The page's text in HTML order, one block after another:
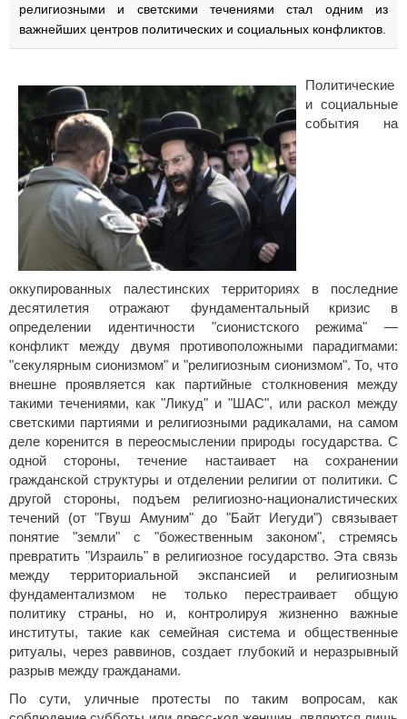
религиозными и светскими течениями стал одним из
важнейших центров политических и социальных конфликтов.
Политические
и социальные
события на
оккупированных палестинских территориях в последние
десятилетия отражают фундаментальный кризис в
определении идентичности "сионистского режима" —
конфликт между двумя противоположными парадигмами:
"секулярным сионизмом" и "религиозным сионизмом". То, что
внешне проявляется как партийные столкновения между
такими течениями, как "Ликуд" и "ШАС", или раскол между
светскими партиями и религиозными радикалами, на самом
деле коренится в переосмыслении природы государства. С
одной стороны, течение настаивает на сохранении
гражданской структуры и отделении религии от политики. С
другой стороны, подъем религиозно-националистических
течений (от "Гвуш Амуним" до "Байт Иегуди") связывает
понятие "земли" с "божественным законом", стремясь
превратить "Израиль" в религиозное государство. Эта связь
между территориальной экспансией и религиозным
фундаментализмом не только перестраивает общую
политику страны, но и, контролируя жизненно важные
институты, такие как семейная система и общественные
ритуалы, через раввинов, создает глубокий и неразрывный
разрыв между гражданами.
По сути, уличные протесты по таким вопросам, как